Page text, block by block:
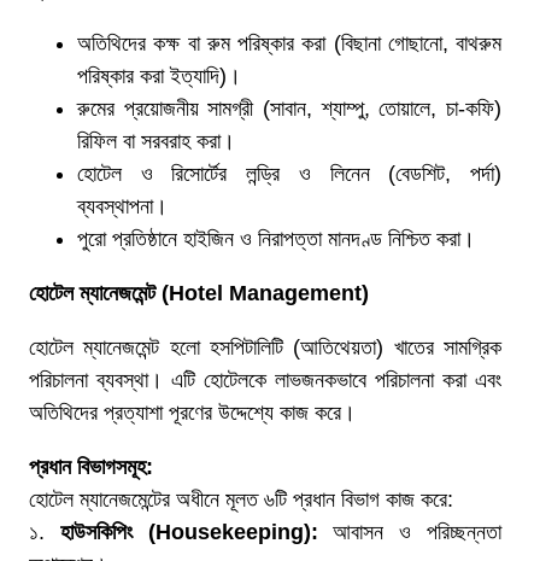
অতিথিদের কক্ষ বা রুম পরিষ্কার করা (বিছানা গোছানো, বাথরুম
পরিষ্কার করা ইত্যাদি)।
রুমের প্রয়োজনীয় সামগ্রী (সাবান, শ্যাম্পু, তোয়ালে, চা-কফি)
রিফিল বা সরবরাহ করা।
হোটেল ও রিসোর্টের লন্ড্রি ও লিনেন (বেডশিট, পর্দা)
ব্যবস্থাপনা।
পুরো প্রতিষ্ঠানে হাইজিন ও নিরাপত্তা মানদণ্ড নিশ্চিত করা।
হোটেল ম্যানেজমেন্ট(Hotel Management)
হোটেল ম্যানেজমেন্ট হলো হসপিটালিটি (আতিথেয়তা) খাতের সামগ্রিক
পরিচালনা ব্যবস্থা। এটি হোটেলকে লাভজনকভাবে পরিচালনা করা এবং
অতিথিদের প্রত্যাশা পূরণের উদ্দেশ্যে কাজ করে।
প্রধান বিভাগসমূহ:
হোটেল ম্যানেজমেন্টের অধীনে মূলত ৬টি প্রধান বিভাগ কাজ করে:
১. হাউসকিপিং(Housekeeping): আবাসন ও পরিচ্ছন্নতা